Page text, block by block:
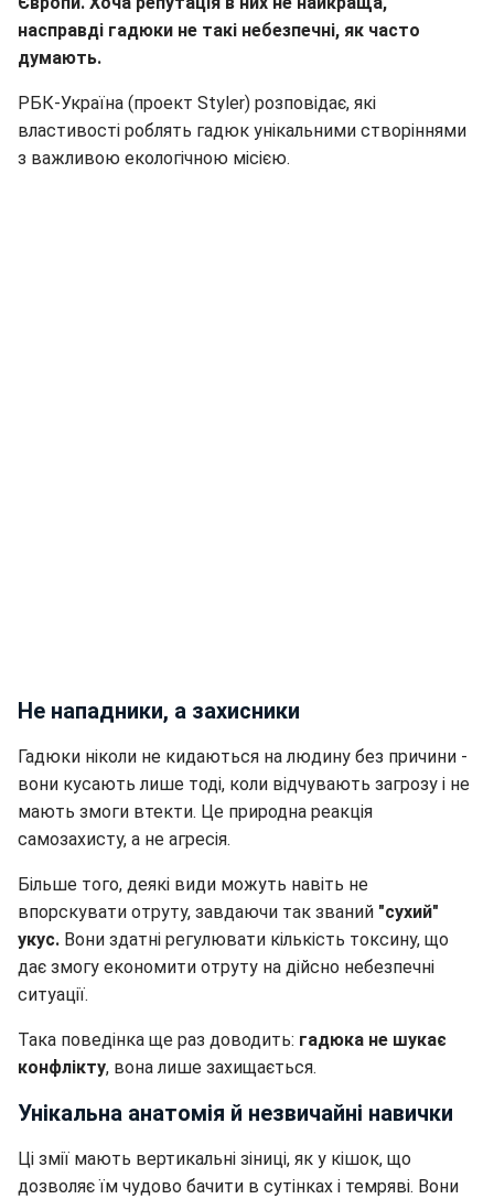
насправді гадюки не такі небезпечні, як часто
думають.
РБК-Україна (проект Styler) розповідає, які
властивості роблять гадюк унікальними створіннями
з важливою екологічною місією.
Не нападники, а захисники
Гадюки ніколи не кидаються на людину без причини -
вони кусають лише тоді, коли відчувають загрозу і не
мають змоги втекти. Це природна реакція
самозахисту, а не агресія.
Більше того, деякі види можуть навіть не
впорскувати отруту, завдаючи так званий "сухий"
укус. Вони здатні регулювати кількість токсину, що
дає змогу економити отруту на дійсно небезпечні
ситуації.
Така поведінка ще раз доводить: гадюка не шукає
конфлікту, вона лише захищається.
Унікальна анатомія й незвичайні навички
Ці змії мають вертикальні зіниці, як у кішок, що
дозволяє їм чудово бачити в сутінках і темряві. Вони